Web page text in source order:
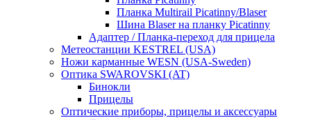
Планка Multirail Picatinny/Blaser
Шина Blaser на планку Picatinny
Адаптер / Планка-переход для прицела
Метеостанции KESTREL (USA)
Ножи карманные WESN (USA-Sweden)
Оптика SWAROVSKI (AT)
Бинокли
Прицелы
Оптические приборы, прицелы и аксессуары